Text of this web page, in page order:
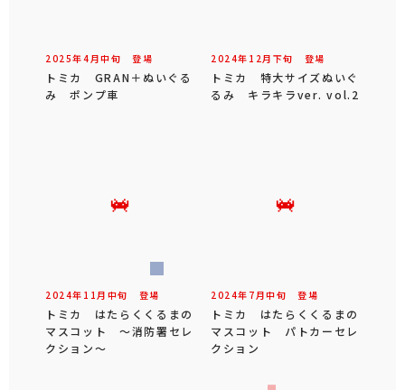
2025年4 月中旬 登場
トミカ GRAN＋ぬいぐる
み ポンプ車
2024年 12 月 下旬 登場
トミカ 特大サイズぬいぐ
るみ キラキラver. vol.2
2024年 11 月 中旬 登場
トミカ はたらくくるまの
マスコット ～消防署セレ
クション～
2024年 7 月中旬 登場
トミカ はたらくくるまの
マスコット パトカーセレ
クション